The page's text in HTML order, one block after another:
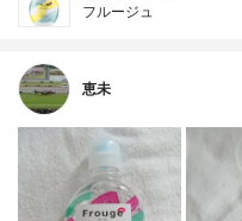
フルージュ
恵未